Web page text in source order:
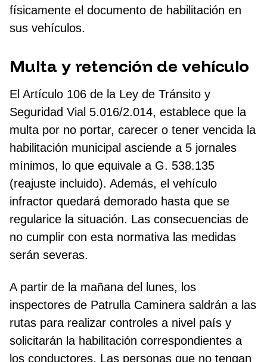
físicamente el documento de habilitación en
sus vehículos.
Multa y retención de vehículo
El Artículo 106 de la Ley de Tránsito y
Seguridad Vial 5.016/2.014, establece que la
multa por no portar, carecer o tener vencida la
habilitación municipal asciende a 5 jornales
mínimos, lo que equivale a G. 538.135
(reajuste incluido). Además, el vehículo
infractor quedará demorado hasta que se
regularice la situación. Las consecuencias de
no cumplir con esta normativa las medidas
serán severas.
A partir de la mañana del lunes, los
inspectores de Patrulla Caminera saldrán a las
rutas para realizar controles a nivel país y
solicitarán la habilitación correspondientes a
los conductores. Las personas que no tengan